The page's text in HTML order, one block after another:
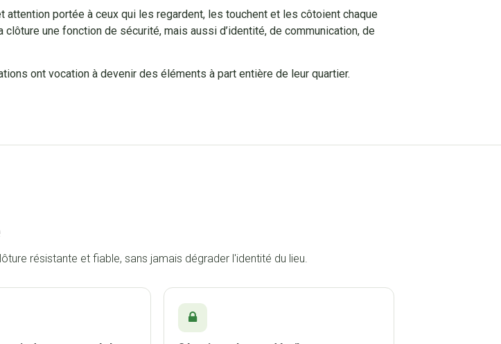
portée à ceux qui les regardent, les touchent et les côtoient chaque
une fonction de sécurité, mais aussi d’identité, de communication, de
ont vocation à devenir des éléments à part entière de leur quartier.
résistante et fiable, sans jamais dégrader l'identité du lieu.